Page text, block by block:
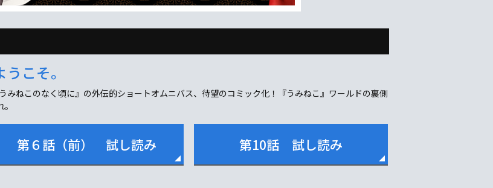
こそ。
みねこのなく頃に』の外伝的ショートオムニバス、待望のコミック化！『うみねこ』ワールドの裏側
第６話（前） 試し読み 第10話 試し読み